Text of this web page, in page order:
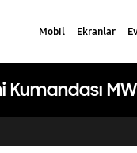
Mobil Ekranlar